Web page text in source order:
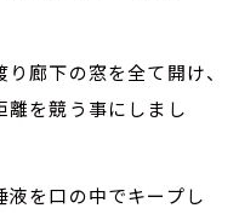
廊下の窓を全て開け、
を競う事にしまし
を口の中でキープし